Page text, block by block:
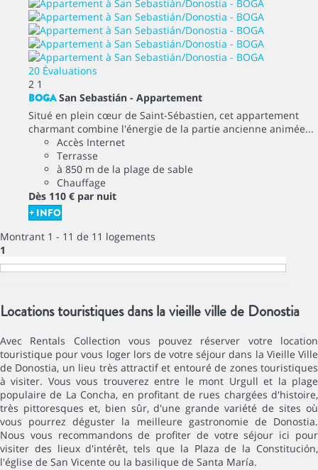
20 Évaluations
2 1
BOGA San Sebastián - Appartement
Situé en plein cœur de Saint-Sébastien, cet appartement
charmant combine l'énergie de la partie ancienne animée...
Accès Internet
Terrasse
à 850 m de la plage de sable
Chauffage
Dès 110 € par nuit
+ INFO
Montrant 1 - 11 de 11 logements
1
Locations touristiques dans la vieille ville de Donostia
Avec Rentals Collection vous pouvez réserver votre location
touristique pour vous loger lors de votre séjour dans la Vieille Ville
de Donostia, un lieu très attractif et entouré de zones touristiques
à visiter. Vous vous trouverez entre le mont Urgull et la plage
populaire de La Concha, en profitant de rues chargées d'histoire,
très pittoresques et, bien sûr, d'une grande variété de sites où
vous pourrez déguster la meilleure gastronomie de Donostia.
Nous vous recommandons de profiter de votre séjour ici pour
visiter des lieux d'intérêt, tels que la Plaza de la Constitución,
l'église de San Vicente ou la basilique de Santa María.